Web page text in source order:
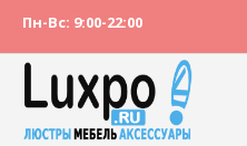
Пн-Вс: 9:00-22:00